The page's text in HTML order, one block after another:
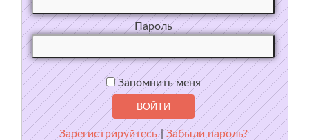
Пароль
Запомнить меня
Зарегистрируйтесь |Забыли пароль?